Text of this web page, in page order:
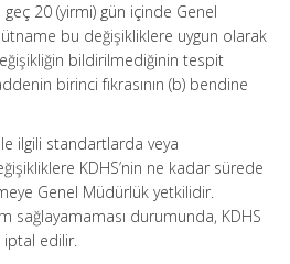
20 (yirmi) gün içinde Genel
bu değişikliklere uygun olarak
bildirilmediğinin tespit
birinci fıkrasının (b) bendine
ilgili standartlarda veya
KDHS’nin ne kadar sürede
Genel Müdürlük yetkilidir.
sağlayamaması durumunda, KDHS
iptal edilir.